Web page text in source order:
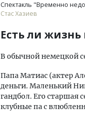
Спектакль "Временно
Стас Хазиев
Есть ли жизнь
В обычной немецкой
Папа Матиас (актер
деньги. Маленький
гандбол. Его старшая
клубные па с